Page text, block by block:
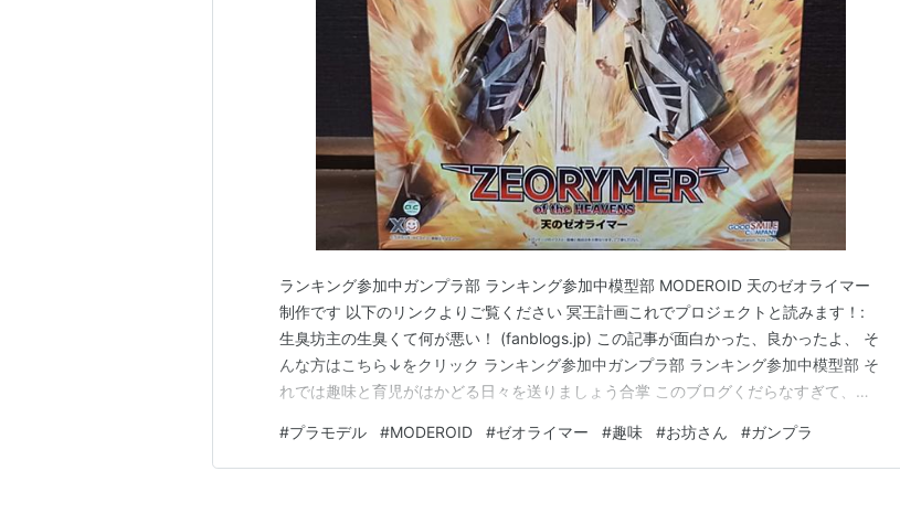
ランキング参加中ガンプラ部 ランキング参加中模型部 MODEROID 天のゼオライマー
制作です 以下のリンクよりご覧ください 冥王計画これでプロジェクトと読みます！:
生臭坊主の生臭くて何が悪い！ (fanblogs.jp) この記事が面白かった、良かったよ、 そ
んな方はこちら↓をクリック ランキング参加中ガンプラ部 ランキング参加中模型部 そ
れでは趣味と育児がはかどる日々を送りましょう合掌 このブログくだらなすぎて、も
いただけると有難いです。「１級葬祭ディレクター僧侶の終活のお供」
https://www.syuu…
#プラモデル #MODEROID #ゼオライマー #趣味 #お坊さん #ガンプラ